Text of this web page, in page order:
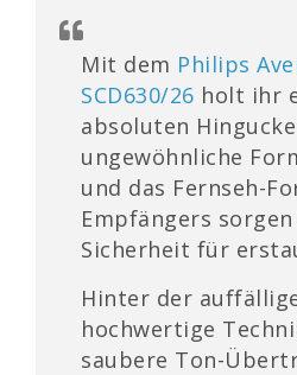
Mit dem Philips
SCD630/26 holt ihr
absoluten
ungewöhnliche
und das Fernseh-
Empfängers
Sicherheit für
Hinter der
hochwertige
saubere Ton-